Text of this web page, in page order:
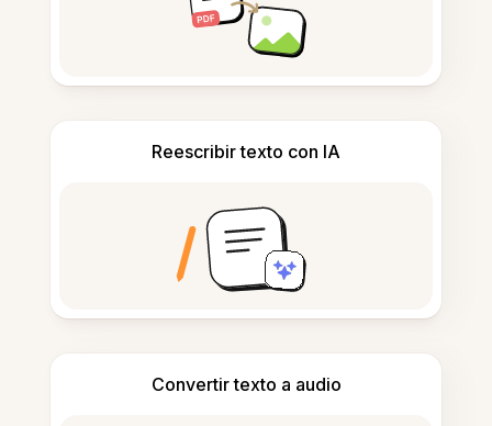
Reescribir texto con IA
Convertir texto a audio